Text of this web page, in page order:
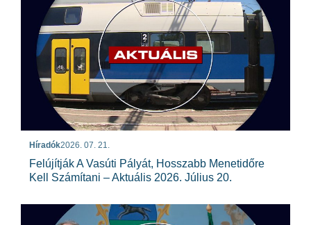
Híradók2026. 07. 21.
Felújítják A Vasúti Pályát, Hosszabb Menetidőre
Kell Számítani – Aktuális 2026. Július 20.